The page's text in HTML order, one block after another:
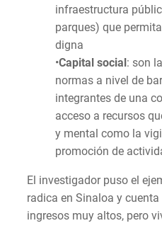
infraestructura
parques) que
digna
•Capital social: son
normas a nivel de
integrantes de una
acceso a recursos
y mental como la
promoción de
El investigador puso el
radica en Sinaloa y
ingresos muy altos, pero